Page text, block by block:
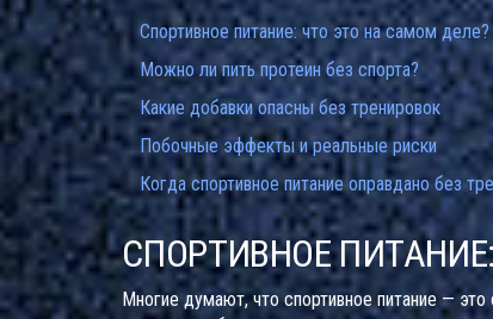
Спортивное питание: что это на самом деле?
Можно ли пить протеин без спорта?
Какие добавки опасны без тренировок
Побочные эффекты и реальные риски
Когда спортивное питание оправдано без
СПОРТИВНОЕ
Многие думают, что спортивное питание —